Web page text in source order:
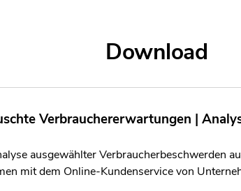
Download
Verbrauchererwartungen |
ausgewählter Verbraucherbeschwerden
mit dem Online-Kundenservice von